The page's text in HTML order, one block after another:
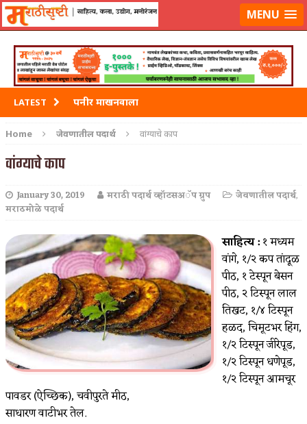
मराठीसृष्टीवर लॉग-इन करा MENU
LATEST पनीर माखनवाला
पावभाजी
Home जेवणातील पदार्थ वांग्याचे काप
वांग्याचे काप
January 30, 2019 मराठी पदार्थ व्हॉटसअॅप ग्रुप जेवणातील पदार्थ,
मराठमोळे पदार्थ
साहित्य :१ मध्यम
वांगे, १/२ कप तांदूळ
पीठ, १ टेस्पून बेसन
पीठ, २ टिस्पून लाल
तिखट, १/४ टिस्पून
हळद, चिमूटभर हिंग,
१/२ टिस्पून जीरेपूड,
१/२ टिस्पून धणेपूड,
१/२ टिस्पून आमचूर
पावडर (ऐच्छिक), चवीपुरते मीठ,
साधारण वाटीभर तेल.